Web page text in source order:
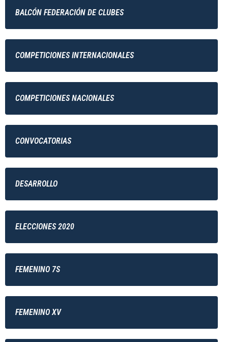
BALCÓN FEDERACIÓN DE CLUBES
COMPETICIONES INTERNACIONALES
COMPETICIONES NACIONALES
CONVOCATORIAS
DESARROLLO
ELECCIONES 2020
FEMENINO 7S
FEMENINO XV